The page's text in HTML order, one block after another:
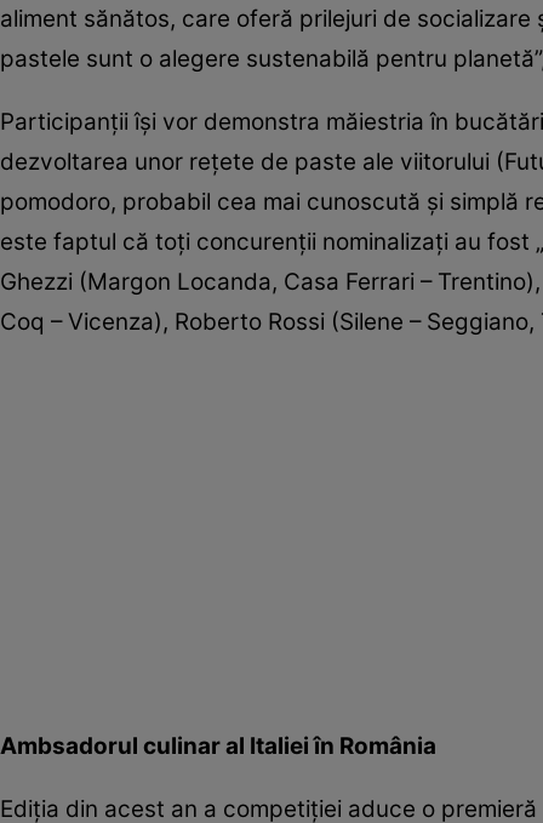
aliment sănătos, care oferă prilejuri de
pastele sunt o alegere sustenabilă pentru
Participanţii îşi vor demonstra măiestria în
dezvoltarea unor reţete de paste ale viitorului
pomodoro, probabil cea mai cunoscută şi simplă
este faptul că toţi concurenţii nominalizaţi au fost
Ghezzi (Margon Locanda, Casa Ferrari –
Coq – Vicenza), Roberto Rossi (Silene –
Ambsadorul culinar al Italiei în România
Ediţia din acest an a competiţiei aduce o